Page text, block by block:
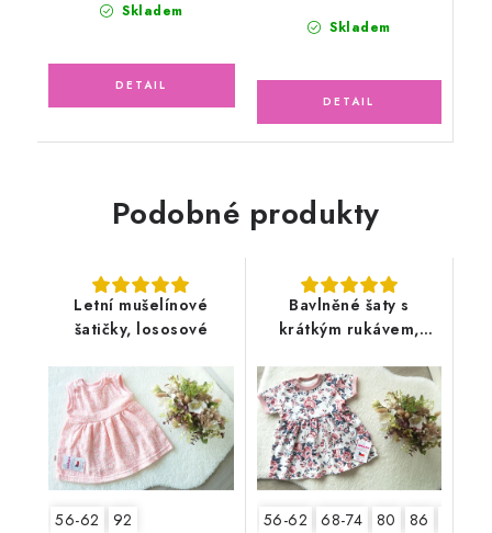
Skladem
Skladem
Podobné produkty
Letní mušelínové
šatičky, lososové
56-62 92
Bavlněné šaty s
krátkým rukávem,
56-62 68-74 80 86